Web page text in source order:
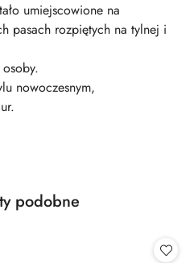
umiejscowione na
pasach rozpiętych na tylnej i
nowoczesnym,
podobne